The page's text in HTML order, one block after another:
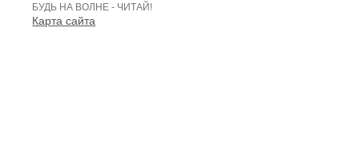
БУДЬ НА ВОЛНЕ - ЧИТАЙ!
Карта сайта